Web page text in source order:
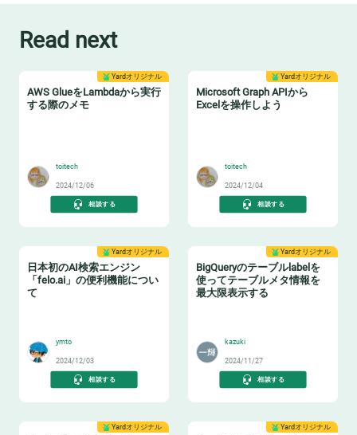
Read next
Yardオリジナル
AWS GlueをLambdaから実行
する際のメモ
toitech
2024/12/06
相談する
Yardオリジナル
Microsoft Graph APIから
Excelを操作しよう
toitech
2024/12/04
相談する
Yardオリジナル
日本初のAI検索エンジン
「felo.ai」の便利機能につい
て
ymto
2024/12/03
相談する
Yardオリジナル
BigQueryのテーブルlabelを
使ってテーブルメタ情報を
最大限表示する
kazuki
2024/11/27
相談する
Yardオリジナル Yardオリジナル